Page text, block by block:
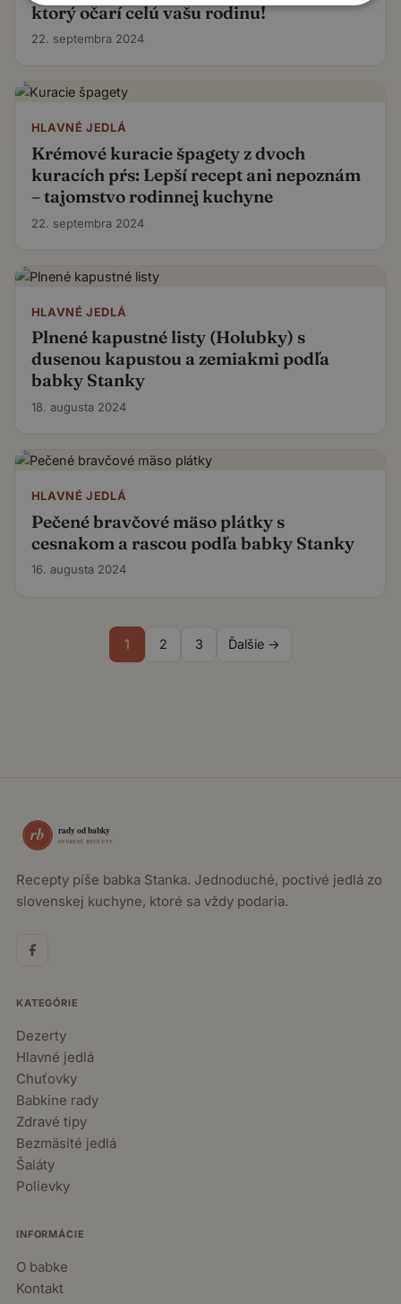
ktorý očarí celú vašu rodinu!
22. septembra 2024
HLAVNÉ JEDLÁ
Krémové kuracie špagety z dvoch
kuracích pŕs: Lepší recept ani nepoznám
– tajomstvo rodinnej kuchyne
22. septembra 2024
HLAVNÉ JEDLÁ
Plnené kapustné listy (Holubky) s
dusenou kapustou a zemiakmi podľa
babky Stanky
18. augusta 2024
HLAVNÉ JEDLÁ
Pečené bravčové mäso plátky s
cesnakom a rascou podľa babky Stanky
16. augusta 2024
1 2 3 Ďalšie →
Recepty píše babka Stanka. Jednoduché, poctivé jedlá zo
slovenskej kuchyne, ktoré sa vždy podaria.
KATEGÓRIE
Dezerty
Hlavné jedlá
Chuťovky
Babkine rady
Zdravé tipy
Bezmäsité jedlá
Šaláty
Polievky
INFORMÁCIE
O babke
Kontakt